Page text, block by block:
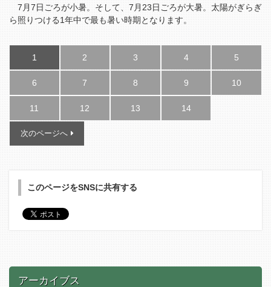
7月7日ごろが小暑。そして、7月23日ごろが大暑。太陽がぎらぎ
ら照りつける1年中で最も暑い時期となります。
1 2 3 4 5
6 7 8 9 10
11 12 13 14
次のページへ
このページをSNSに共有する
アーカイブス